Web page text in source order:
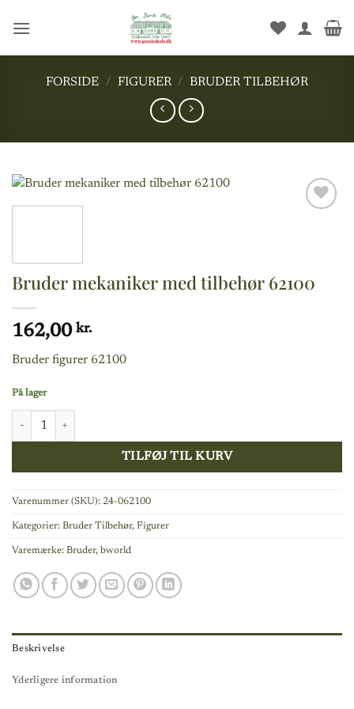
FORSIDE / FIGURER / BRUDER TILBEHØR
Bruder mekaniker med tilbehør 62100
162,00 kr.
Bruder figurer 62100
På lager
Bruder mekaniker med tilbehør 62100 antal
TILFØJ TIL KURV
Varenummer (SKU): 24-062100
Kategorier: Bruder Tilbehør, Figurer
Varemærke: Bruder, bworld
Beskrivelse
Yderligere information